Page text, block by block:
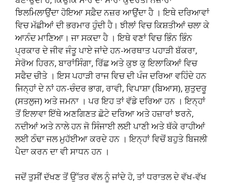
ਝਿਲਮਿਲਾਉਂਦਾ ਹੋਇਆ ਸਫ਼ੈਦ ਨਜ਼ਰ ਆਉਂਦਾ ਹੈ । ਇਥੇ ਦਰਿਆਵਾਂ
ਵਿਚ ਮੱਛੀਆਂ ਦੀ ਭਰਮਾਰ ਹੁੰਦੀ ਹੈ। ਝੀਲਾਂ ਵਿਚ ਕਿਸ਼ਤੀਆਂ ਚਲਾ ਕੇ
ਆਨੰਦ ਮਾਣਿਆ। ਜਾ ਸਕਦਾ ਹੈ । ਇਥੇ ਵਣਾਂ ਵਿਚ ਭਿੰਨ ਭਿੰਨ
ਪ੍ਰਕਾਰ ਦੇ ਜੀਵ ਜੰਤੂ ਪਾਏ ਜਾਂਦੇ ਹਨ-ਅਰਥਾਤ ਪਹਾੜੀ ਬੱਕਰਾ,
ਸੇਰੋਅ ਹਿਰਨ, ਬਾਰਾਂਸਿੰਗਾ, ਰਿੱਛ ਅਤੇ ਕੁਝ ਕੁ ਇਲਾਕਿਆਂ ਵਿਚ
ਸਫੈਦ ਚੀਤੇ । ਇਸ ਪਹਾੜੀ ਰਾਜ ਵਿਚ ਦੀ ਪੰਜ ਦਰਿਆ ਵਹਿੰਦੇ ਹਨ
ਜਿਨ੍ਹਾਂ ਦੇ ਨਾਂ ਹਨ-ਚੰਦਰ ਭਾਗ, ਰਾਵੀ, ਵਿਪਾਸ਼ਾ (ਬਿਆਸ), ਸ਼ੁਤੁਦਰੂ
(ਸਤਲੁਜ) ਅਤੇ ਜਮਨਾ । ਪਰ ਇਹ ਤਾਂ ਵੱਡੇ ਦਰਿਆ ਹਨ । ਇਨ੍ਹਾਂ
ਤੋਂ ਇਲਾਵਾ ਇੱਥੇ ਅਣਗਿਣਤ ਛੋਟੇ ਦਰਿਆ ਅਤੇ ਹਜ਼ਾਰਾਂ ਝਰਨੇ,
ਨਦੀਆਂ ਅਤੇ ਨਾਲੇ ਹਨ ਜੋ ਸਿੰਜਾਈ ਲਈ ਪਾਣੀ ਅਤੇ ਥੱਕੇ ਰਾਹੀਆਂ
ਲਈ ਠੰਢਾ ਜਲ ਮੁਹੱਈਆ ਕਰਦੇ ਹਨ । ਇਨ੍ਹਾਂ ਵਿਚੋਂ ਬਹੁਤੇ ਬਿਜਲੀ
ਪੈਦਾ ਕਰਨ ਦਾ ਵੀ ਸਾਧਨ ਹਨ ।
ਜਦੋਂ ਤੁਸੀਂ ਦੱਖਣ ਤੋਂ ਉੱਤਰ ਵੱਲ ਨੂੰ ਜਾਂਦੇ ਹੋ, ਤਾਂ ਧਰਾਤਲ ਦੇ ਵੱਖ-ਵੱਖ